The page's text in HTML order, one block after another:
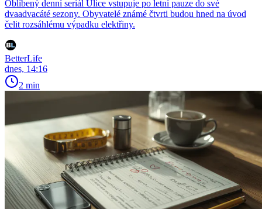
Oblíbený denní seriál Ulice vstupuje po letní pauze do své
dvaadvacáté sezony. Obyvatelé známé čtvrti budou hned na úvod
čelit rozsáhlému výpadku elektřiny.
BetterLife
dnes, 14:16
2 min